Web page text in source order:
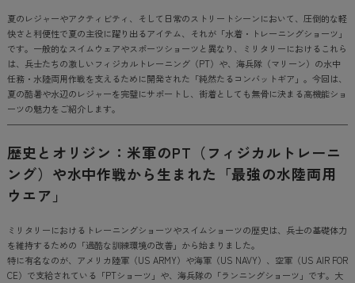
夏のレジャーやアクティビティ、そして日常のストリートシーンにおいて、圧倒的な軽
快さと利便性で夏の主役に躍り出るアイテム、それが「水着・トレーニングショーツ」
です。一般的なスイムウェアやスポーツショーツと異なり、ミリタリーにおけるこれら
は、兵士たちの激しいフィジカルトレーニング（PT）や、海兵隊（マリーン）の水中
任務・水陸両用作戦を支えるために開発された「純然たるコンバットギア」。今回は、
夏の酷暑や水辺のレジャーを完璧にサポートし、街着としても無骨に決まる高機能ショ
ーツの魅力をご紹介します。
歴史とオリジン：米軍のPT（フィジカルトレーニ
ング）や水中作戦から生まれた「最強の水陸両用
ウエア」
ミリタリーにおけるトレーニングショーツやスイムショーツの歴史は、兵士の基礎体力
を維持するための「過酷な訓練環境の改善」から始まりました。
特に有名なのが、アメリカ陸軍（US ARMY）や海軍（US NAVY）、空軍（US AIR FOR
CE）で支給されている「PTショーツ」や、海兵隊の「ランニングショーツ」です。大